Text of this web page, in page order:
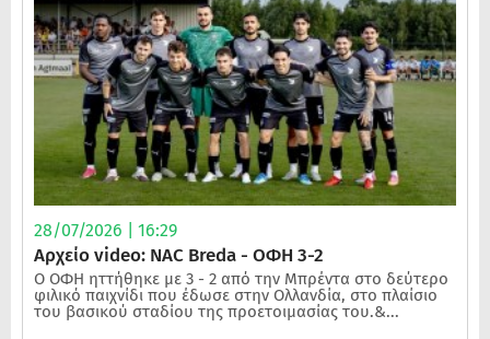
28/07/2026 | 16:29
Αρχείο video: NAC Breda - ΟΦΗ 3-2
Ο ΟΦΗ ηττήθηκε με 3 - 2 από την Μπρέντα στο δεύτερο
φιλικό παιχνίδι που έδωσε στην Ολλανδία, στο πλαίσιο
του βασικού σταδίου της προετοιμασίας του.&...